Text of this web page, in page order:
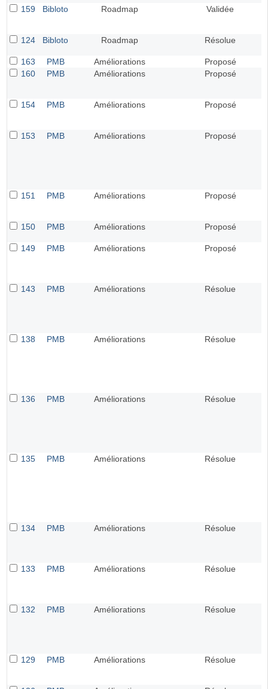
159 Bibloto Roadmap Validée
124 Bibloto Roadmap Résolue
163 PMB Améliorations
Proposé
160
PMB Améliorations Proposé
154 PMB Améliorations Proposé
153 PMB Améliorations Proposé
151 PMB Améliorations Proposé
150 PMB Améliorations Proposé
149 PMB Améliorations Proposé
143 PMB Améliorations Résolue
138 PMB Améliorations Résolue
136 PMB Améliorations Résolue
135 PMB Améliorations Résolue
134 PMB Améliorations Résolue
133 PMB Améliorations Résolue
132 PMB Améliorations Résolue
129 PMB Améliorations Résolue